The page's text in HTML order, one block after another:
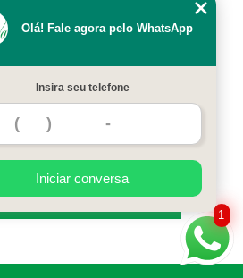
SERVIÇOS
MAPA DO SITE
1
Olá! Fale agora pelo WhatsApp
Insira seu telefone
Iniciar conversa